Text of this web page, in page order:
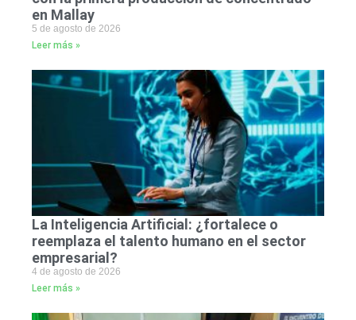
en Mallay
5 de agosto de 2026
Leer más »
La Inteligencia Artificial: ¿fortalece o
reemplaza el talento humano en el sector
empresarial?
4 de agosto de 2026
Leer más »